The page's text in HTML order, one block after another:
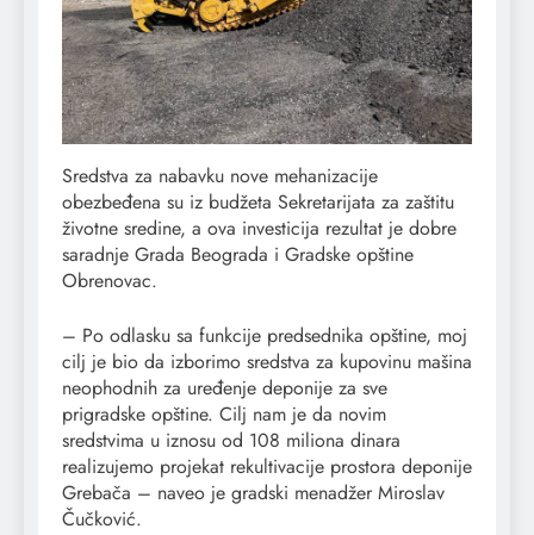
Sredstva za nabavku nove mehanizacije
obezbeđena su iz budžeta Sekretarijata za zaštitu
životne sredine, a ova investicija rezultat je dobre
saradnje Grada Beograda i Gradske opštine
Obrenovac.
– Po odlasku sa funkcije predsednika opštine, moj
cilj je bio da izborimo sredstva za kupovinu mašina
neophodnih za uređenje deponije za sve
prigradske opštine. Cilj nam je da novim
sredstvima u iznosu od 108 miliona dinara
realizujemo projekat rekultivacije prostora deponije
Grebača – naveo je gradski menadžer Miroslav
Čučković.